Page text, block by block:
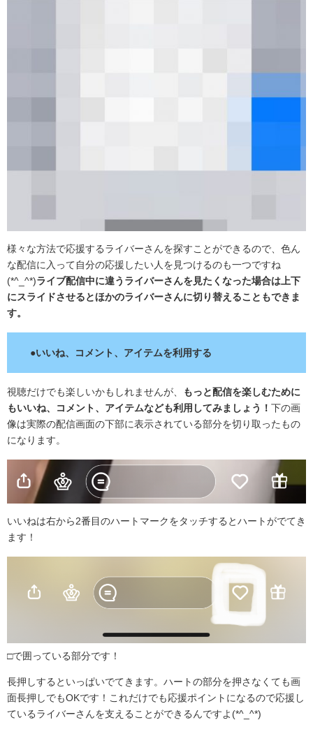
様々な方法で応援するライバーさんを探すことができるので、色ん
な配信に入って自分の応援したい人を見つけるのも一つですね
(*^_^*)ライブ配信中に違うライバーさんを見たくなった場合は上下
にスライドさせるとほかのライバーさんに切り替えることもできま
す。
●いいね、コメント、アイテムを利用する
視聴だけでも楽しいかもしれませんが、
もっと配信を楽しむために
もいいね、コメント、アイテムなども利用してみましょう！ 下の画
像は実際の配信画面の下部に表示されている部分を切り取ったもの
になります。
いいねは右から2番目のハートマークをタッチするとハートがでてき
ます！
□で囲っている部分です！
長押しするといっぱいでてきます。ハートの部分を押さなくても画
面長押しでもOKです！これだけでも応援ポイントになるので応援し
ているライバーさんを支えることができるんですよ(*^_^*)